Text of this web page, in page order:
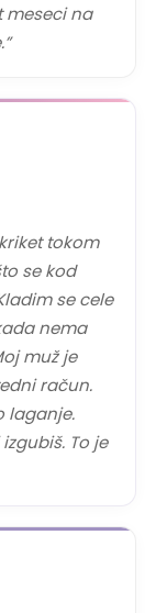
meseci na
”
tokom
se kod
se cele
nema
muž je
račun.
laganje.
To je